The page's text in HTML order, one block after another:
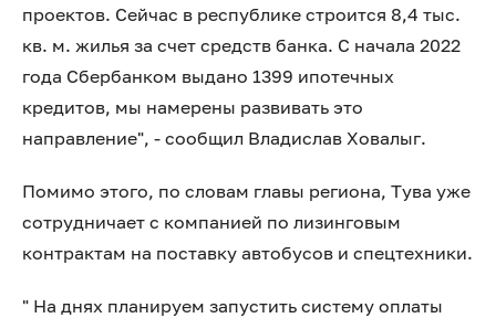
проектов. Сейчас в республике строится 8,4 тыс.
кв. м. жилья за счет средств банка. С начала 2022
года Сбербанком выдано 1399 ипотечных
кредитов, мы намерены развивать это
направление", - сообщил Владислав Ховалыг.
Помимо этого, по словам главы региона, Тува уже
сотрудничает с компанией по лизинговым
контрактам на поставку автобусов и спецтехники.
" На днях планируем запустить систему оплаты